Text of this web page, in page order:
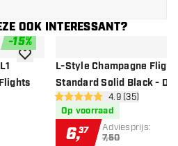
OOK INTERESSANT?
-15%
toevoegen aan verlanglijst
L-Style Champagne Flight
Standard Solid Black -
open reviews
4.9 score sterren4.9 (35)
Op voorraad
6,37 Adviesprijs:
7,50